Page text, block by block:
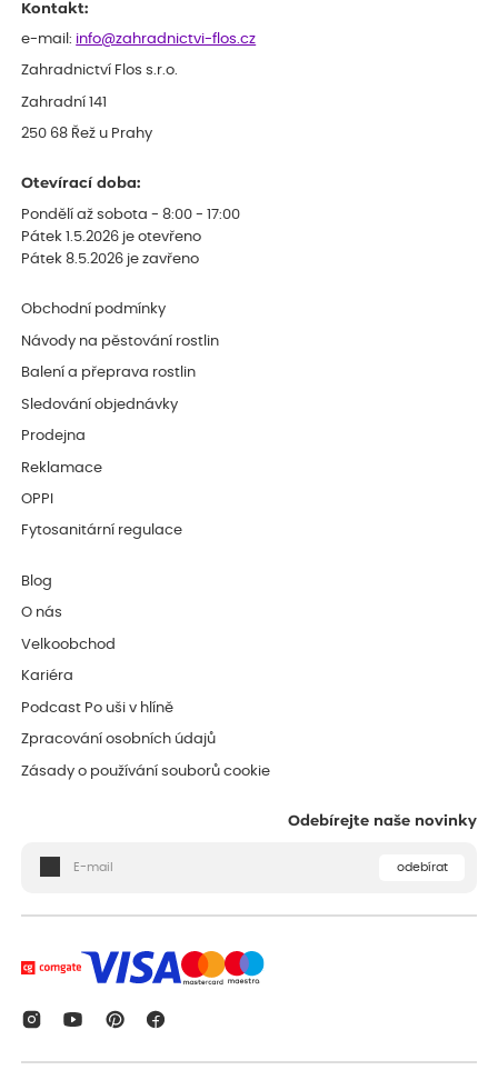
Kontakt:
e-mail: info@zahradnictvi-flos.cz
Zahradnictví Flos s.r.o.
Zahradní 141
250 68 Řež u Prahy
Otevírací doba:
Pondělí až sobota - 8:00 - 17:00
Pátek 1.5.2026 je otevřeno
Pátek 8.5.2026 je zavřeno
Obchodní podmínky
Návody na pěstování rostlin
Balení a přeprava rostlin
Sledování objednávky
Prodejna
Reklamace
OPPI
Fytosanitární regulace
Blog
O nás
Velkoobchod
Kariéra
Podcast Po uši v hlíně
Zpracování osobních údajů
Zásady o používání souborů cookie
Odebírejte naše novinky
odebírat